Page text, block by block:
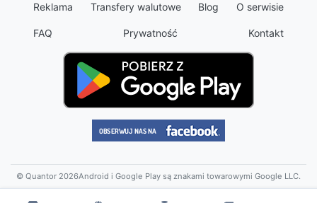
Reklama Transfery walutowe Blog O serwisie
FAQ Prywatność Kontakt
© Quantor 2026Android i Google Play są znakami towarowymi Google LLC.